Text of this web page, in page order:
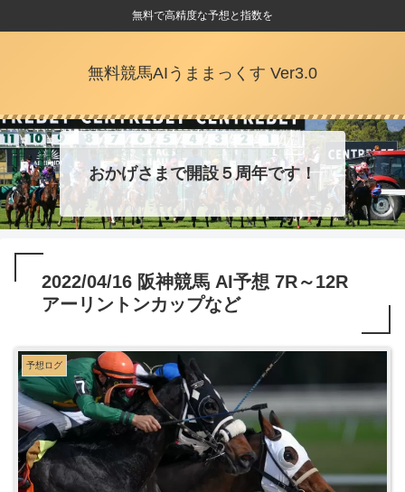
無料で高精度な予想と指数を
無料競馬AIうままっくす Ver3.0
おかげさまで開設５周年です！
2022/04/16 阪神競馬 AI予想 7R～12R
アーリントンカップなど
予想ログ